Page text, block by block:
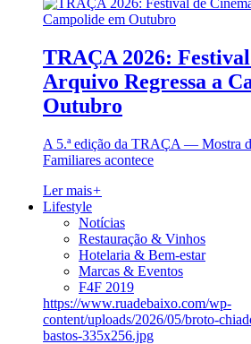
TRAÇA 2026:
Arquivo Regressa a
Outubro
A 5.ª edição da TRAÇA — Mostra
Familiares acontece
Ler mais+
Lifestyle
Notícias
Restauração & Vinhos
Hotelaria & Bem-estar
Marcas & Eventos
F4F 2019
https://www.ruadebaixo.com/wp-
content/uploads/2026/05/broto-
bastos-335x256.jpg